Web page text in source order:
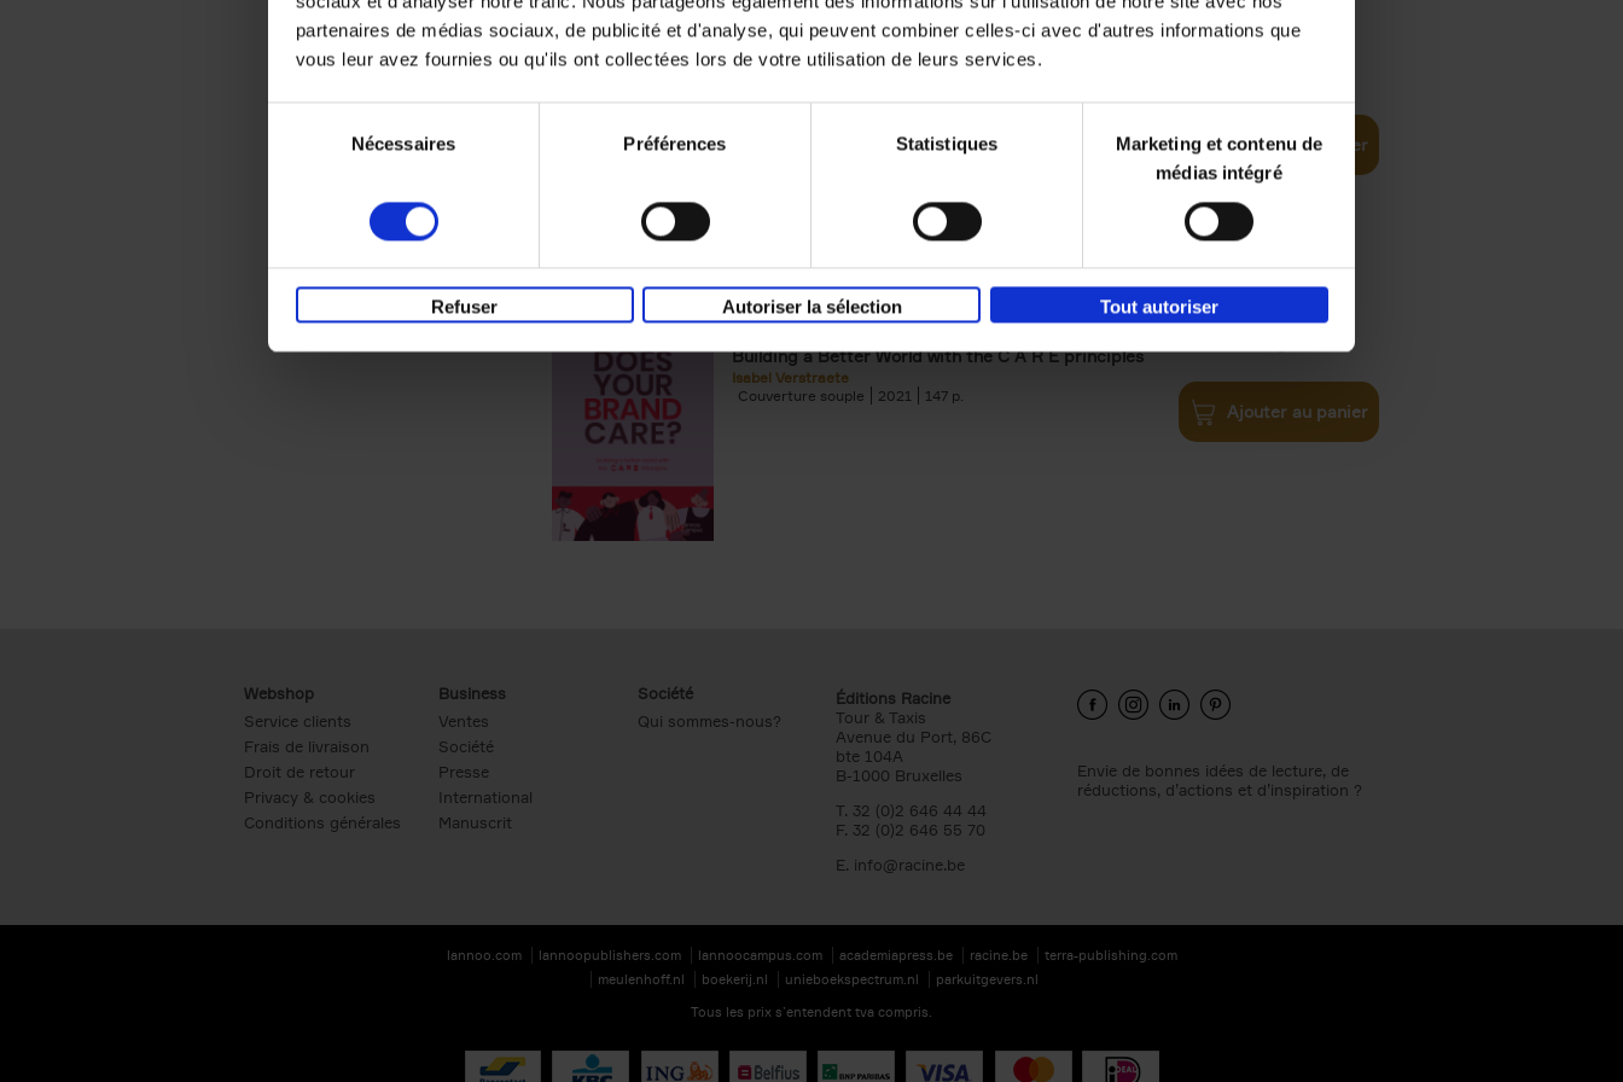
partenaires de médias sociaux, de publicité et d'analyse, qui peuvent combiner celles-ci avec d'autres informations que
vous leur avez fournies ou qu'ils ont collectées lors de votre utilisation de leurs services.
Nécessaires Préférences Statistiques
Marketing et contenu de
médias intégré
Refuser Autoriser la sélection Tout autoriser
Digital marketing like a PRO -
completely revised edition
Ajouter au panier
Does Your Brand Care?
Building a Better World with the C A R E principles
Isabel Verstraete
Couverture souple
2021 147
€34,99
Ajouter au panier
Webshop
Service clients
Frais de livraison
Droit de retour
Privacy & cookies
Conditions générales
Business
Ventes
Société
Presse
International
Manuscrit
Société
Qui sommes-nous?
Éditions Racine
Tour & Taxis
Avenue du Port, 86C
bte 104A
B-1000 Bruxelles
T. 32 (0)2 646 44 44
F. 32 (0)2 646 55 70
E. info@racine.be
Envie de bonnes idées de lecture, de
réductions, d’actions et d’inspiration ?
lannoo.com lannoopublishers.com lannoocampus.com academiapress.be racine.be
terra-publishing.com
meulenhoff.nl
boekerij.nl unieboekspectrum.nl
parkuitgevers.nl
Tous les prix s’entendent tva compris.